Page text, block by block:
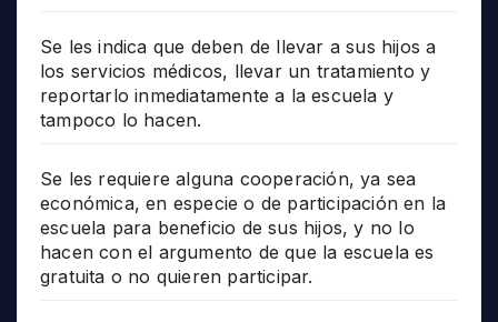
Se les indica que deben de llevar a sus hijos a
los servicios médicos, llevar un tratamiento y
reportarlo inmediatamente a la escuela y
tampoco lo hacen.
Se les requiere alguna cooperación, ya sea
económica, en especie o de participación en la
escuela para beneficio de sus hijos, y no lo
hacen con el argumento de que la escuela es
gratuita o no quieren participar.